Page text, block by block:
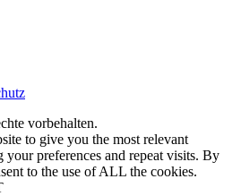
vorbehalten.
to give you the most relevant
your preferences and repeat visits. By
to the use of ALL the cookies.